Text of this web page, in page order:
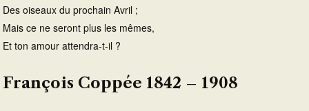
Des oiseaux du prochain Avril ;
Mais ce ne seront plus les mêmes,
Et ton amour attendra-t-il ?
François Coppée 1842 – 1908